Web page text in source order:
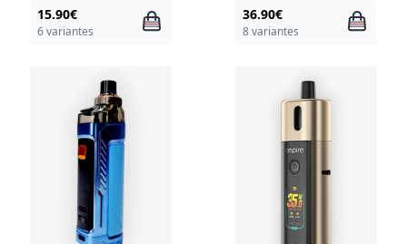
15.90€
6 variantes
36.90€
8 variantes